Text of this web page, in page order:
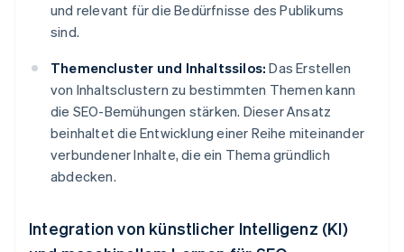
und relevant für die Bedürfnisse des Publikums
sind.
Themencluster und Inhaltssilos: Das Erstellen
von Inhaltsclustern zu bestimmten Themen kann
die SEO-Bemühungen stärken. Dieser Ansatz
beinhaltet die Entwicklung einer Reihe miteinander
verbundener Inhalte, die ein Thema gründlich
abdecken.
Integration von künstlicher Intelligenz (KI)